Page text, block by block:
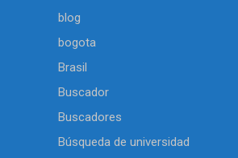
blog
bogota
Brasil
Buscador
Buscadores
Búsqueda de universidad